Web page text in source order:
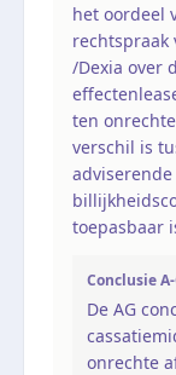
het oordeel
rechtspraak
/Dexia over
ten
verschil is
toepasbaar
Conclusie A-
De AG
onrechte